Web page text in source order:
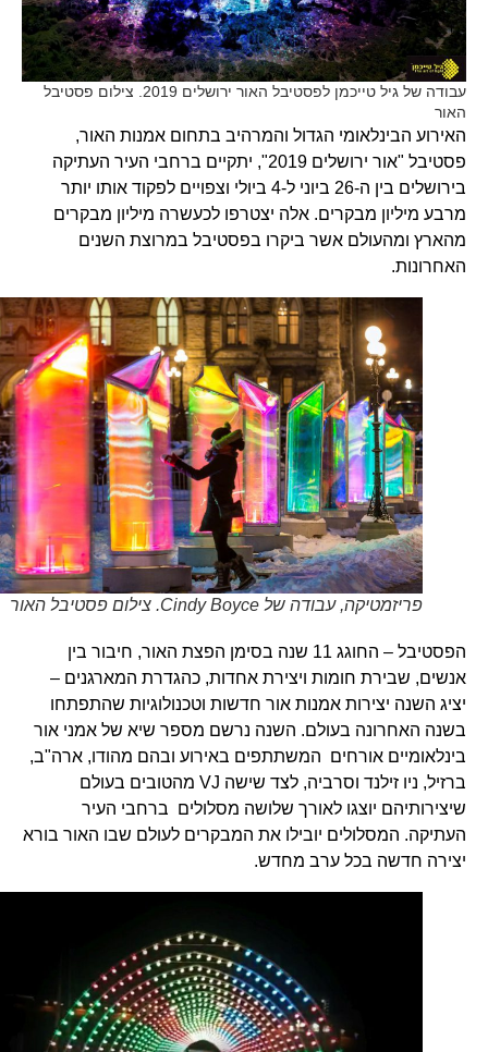
עבודה של גיל טייכמן לפסטיבל האור ירושלים 2019. צילום פסטיבל
האור
האירוע הבינלאומי הגדול והמרהיב בתחום אמנות האור,
פסטיבל "אור ירושלים 2019", יתקיים ברחבי העיר העתיקה
בירושלים בין ה-26 ביוני ל-4 ביולי וצפויים לפקוד אותו יותר
מרבע מיליון מבקרים. אלה יצטרפו לכעשרה מיליון מבקרים
מהארץ ומהעולם אשר ביקרו בפסטיבל במרוצת השנים
האחרונות.
פריזמטיקה, עבודה של Cindy Boyce. צילום פסטיבל האור
הפסטיבל – החוגג 11 שנה בסימן הפצת האור, חיבור בין
אנשים, שבירת חומות ויצירת אחדות, כהגדרת המארגנים –
יציג השנה יצירות אמנות אור חדשות וטכנולוגיות שהתפתחו
בשנה האחרונה בעולם. השנה נרשם מספר שיא של אמני אור
בינלאומיים אורחים המשתתפים באירוע ובהם מהודו, ארה"ב,
ברזיל, ניו זילנד וסרביה, לצד שישה VJ מהטובים בעולם
שיצירותיהם יוצגו לאורך שלושה מסלולים ברחבי העיר
העתיקה. המסלולים יובילו את המבקרים לעולם שבו האור בורא
יצירה חדשה בכל ערב מחדש.